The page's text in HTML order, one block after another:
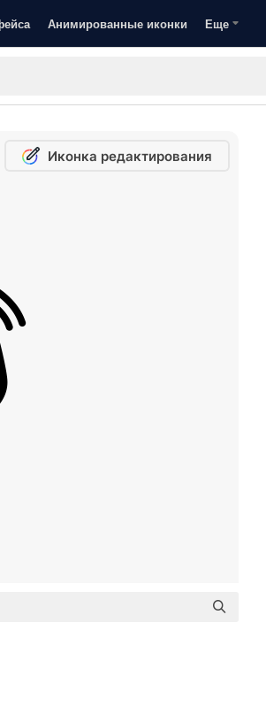
Анимированные иконки Еще
Иконка редактирования